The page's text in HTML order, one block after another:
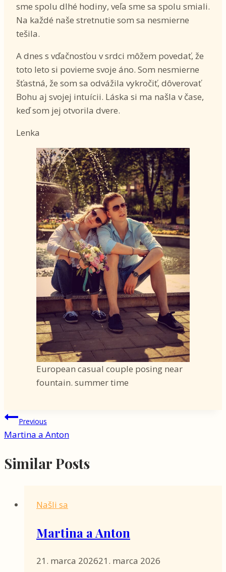
sme spolu dlhé hodiny, veľa sme sa spolu smiali.
Na každé naše stretnutie som sa nesmierne
tešila.
A dnes s vďačnosťou v srdci môžem povedať, že
toto leto si povieme svoje áno. Som nesmierne
šťastná, že som sa odvážila vykročiť, dôverovať
Bohu aj svojej intuícii. Láska si ma našla v čase,
keď som jej otvorila dvere.
Lenka
European casual couple posing near
fountain. summer time
Navigácia
v
článku
Previous
Martina a Anton
Similar Posts
Našli sa
Martina a Anton
21. marca 202621. marca 2026